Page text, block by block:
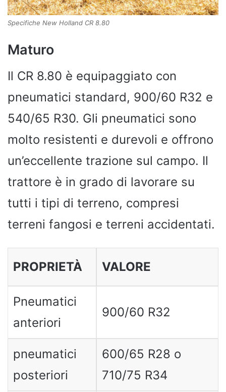
Specifiche New Holland CR 8.80
Maturo
Il CR 8.80 è equipaggiato con
pneumatici standard, 900/60 R32 e
540/65 R30. Gli pneumatici sono
molto resistenti e durevoli e offrono
un’eccellente trazione sul campo. Il
trattore è in grado di lavorare su
tutti i tipi di terreno, compresi
terreni fangosi e terreni accidentati.
PROPRIETÀ VALORE
Pneumatici
anteriori
900/60 R32
pneumatici
posteriori
600/65 R28 o
710/75 R34